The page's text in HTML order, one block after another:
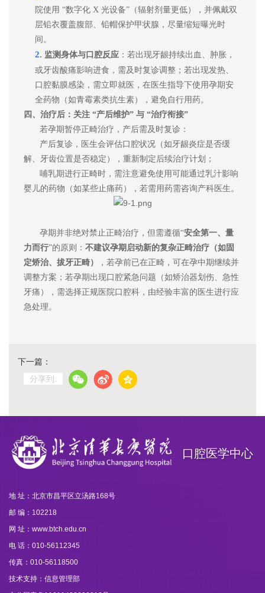
院使用 “数字化 X 光设备”（辐射剂量更低），并佩戴双
层铅衣覆盖腹部、铅帽保护甲状腺，尽量缩短曝光时
间。
2. 监测身体与口腔反应 ：若出现牙龈持续出血、肿胀，
或牙齿酸痛影响进食，需及时复诊调整；若出现发热、
口腔黏膜感染，需立即就医，在医生指导下使用孕期安
全药物（如青霉素类抗生素），避免自行用药。
四、治疗后：关注 “产后维护” 与 “治疗衔接”
若孕期暂停正畸治疗，产后需及时复诊：
产后复诊，医生会评估口腔状况（如牙龈炎症是否缓
解、牙齿位置是否稳定），重新制定后续治疗计划；
哺乳期进行正畸时，需注意避免使用可能通过乳汁影响
婴儿的药物（如某些止痛药），若需用药需咨询产科医生。
孕期并非绝对禁止正畸治疗，但需遵循“安全第一、量
力而行”的原则： 不建议孕期启动新的复杂正畸治疗（如固
定矫治、拔牙正畸）
，若孕前已在正畸，可在孕中期继续并
调整方案；若孕期出现口腔紧急问题（如矫治器划伤、急性
牙痛），需选择正规医院口腔科，由经验丰富的医生进行应
急处理。
下一篇：
分享到:
口腔医学中心
地 址：北京市昌平区立汤路168号
邮 编：102218
网 址：www.btch.edu.cn
电 话：010-56112345
传真：010-56118500
技术支持：信息管理部